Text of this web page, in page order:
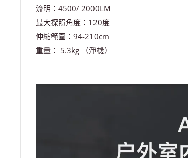
流明：4500/ 2000LM
最大探照角度：120度
伸縮範圍：94-210cm
重量： 5.3kg （淨機）